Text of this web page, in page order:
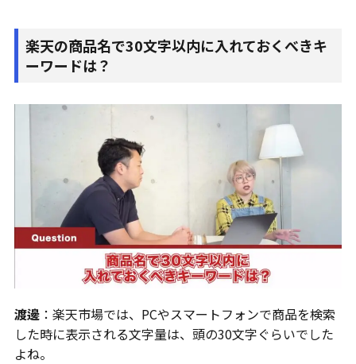
楽天の商品名で30文字以内に入れておくべきキ
ーワードは？
渡邊 ：楽天市場では、PCやスマートフォンで商品を検索
した時に表示される文字量は、頭の30文字ぐらいでした
よね。